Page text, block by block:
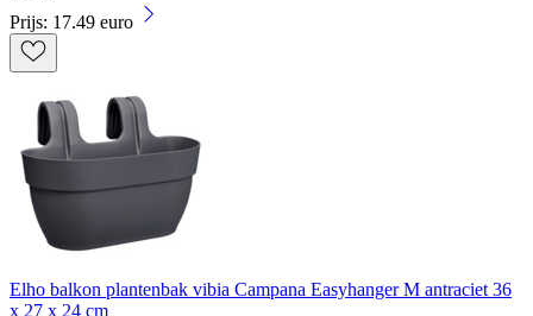
Prijs: 17.49 euro
Elho balkon plantenbak vibia Campana Easyhanger M antraciet 36
x 27 x 24 cm